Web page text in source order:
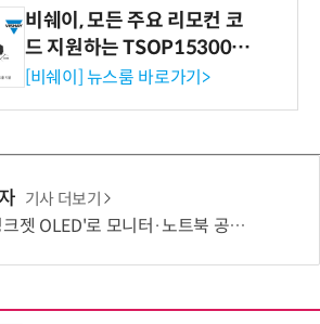
비쉐이, 모든 주요 리모컨 코
드 지원하는 TSOP15300 시
리즈 IR 수신기 출시
[비쉐이] 뉴스룸 바로가기>
기사 더보기
로 모니터·노트북 공략 본격화…MSI 모니터 공개